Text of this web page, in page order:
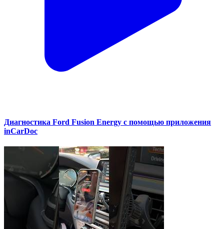
Диагностика Ford Fusion Energy с помощью приложения
inCarDoc